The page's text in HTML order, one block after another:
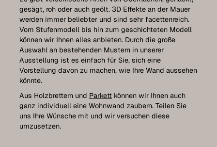
gesägt, roh oder auch geölt. 3D Effekte an der Mauer
werden immer beliebter und sind sehr facettenreich.
Vom Stufenmodell bis hin zum geschichteten Modell
können wir Ihnen alles anbieten. Durch die große
Auswahl an bestehenden Mustern in unserer
Ausstellung ist es einfach für Sie, sich eine
Vorstellung davon zu machen, wie Ihre Wand aussehen
könnte.
Aus Holzbrettern und Parkett können wir Ihnen auch
ganz individuell eine Wohnwand zaubern. Teilen Sie
uns Ihre Wünsche mit und wir versuchen diese
umzusetzen.